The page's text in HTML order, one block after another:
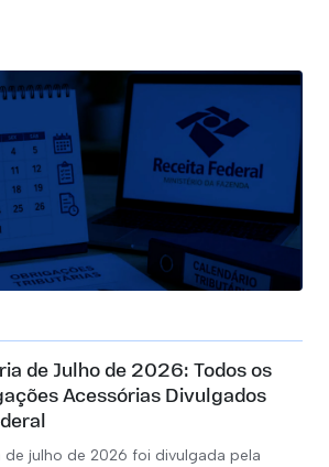
de Julho de 2026: Todos os
Acessórias Divulgados
julho de 2026 foi divulgada pela